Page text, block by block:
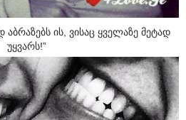
აბრაზებს ის, ვისაც ყველაზე მეტად
უყვარს!”